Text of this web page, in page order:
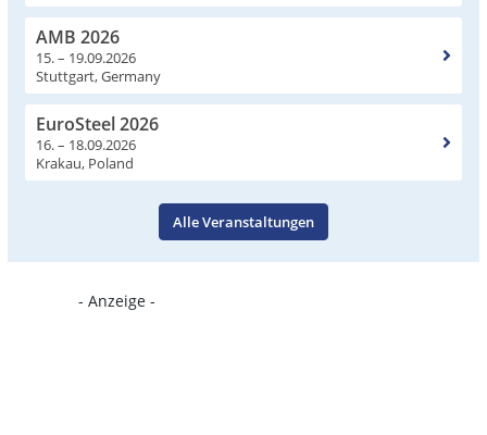
AMB 2026
15. – 19.09.2026
Stuttgart, Germany
EuroSteel 2026
16. – 18.09.2026
Krakau, Poland
Alle Veranstaltungen
- Anzeige -